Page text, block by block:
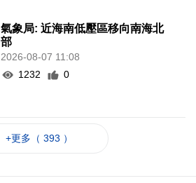
氣象局: 近海南低壓區移向南海北
部
2026-08-07 11:08
1232
0
+更多（ 393 ）